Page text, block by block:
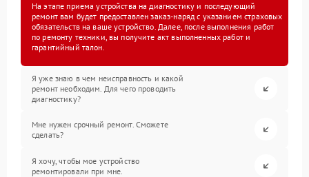
На этапе приема устройства на диагностику и последующий
ремонт вам будет предоставлен заказ-наряд с указанием страховых
обязательств на ваше устройство. Далее, после выполнения работ
по ремонту техники, вы получите акт выполненных работ и
гарантийный талон.
Я уже знаю в чем неисправность и какой
ремонт необходим. Для чего проводить
диагностику?
Мне нужен срочный ремонт. Сможете
сделать?
Я хочу, чтобы мое устройство
ремонтировали при мне.